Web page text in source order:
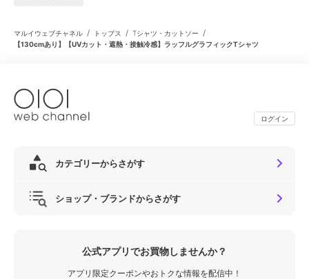
マルイウェブチャネル / トップス / Tシャツ・カットソー /
【130cmあり】【UVカット・遮熱・接触冷感】ラッフルグラフィックTシャツ
ログイン
カテゴリーからさがす
ショップ・ブランドからさがす
公式アプリでお買物しませんか？
アプリ限定クーポンやおトクな情報を配信中！